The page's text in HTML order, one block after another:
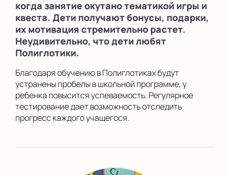
когда занятие окутано тематикой игры и
квеста. Дети получают бонусы, подарки,
их мотивация стремительно растет.
Неудивительно, что дети любят
Полиглотики.
Благодаря обучению в Полиглотиках будут
устранены пробелы в школьной программе, у
ребенка повысится успеваемость. Регулярное
тестирование дает возможность отследить
прогресс каждого учащегося.